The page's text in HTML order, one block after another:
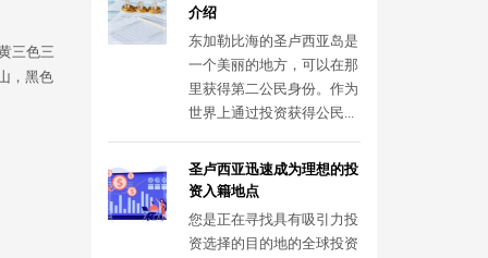
三色三
，黑色
介绍
东加勒比海的圣卢西亚岛是
一个美丽的地方，可以在那
里获得第二公民身份。作为
世界上通过投资获得公民...
圣卢西亚迅速成为理想的投
资入籍地点
您是正在寻找具有吸引力投
资选择的目的地的全球投资